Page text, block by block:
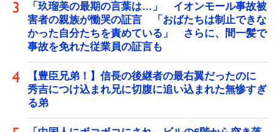
「玖瑠美の最期の言葉は…」 イオンモール事故被
害者の親族が慟哭の証言 「おばたちは制止できな
かった自分たちを責めている」 さらに、間一髪で
事故を免れた従業員の証言も
【豊臣兄弟！】信長の後継者の最右翼だったのに
秀吉につけ込まれ兄に切腹に追い込まれた無惨すぎ
る弟